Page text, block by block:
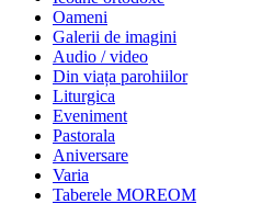
Oameni
Galerii de imagini
Audio / video
Din viața parohiilor
Liturgica
Eveniment
Pastorala
Aniversare
Varia
Taberele MOREOM